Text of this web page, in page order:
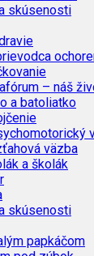
skúsenosti
– náš
a batoliatko
väzba
a školák
skúsenosti
papkáčom